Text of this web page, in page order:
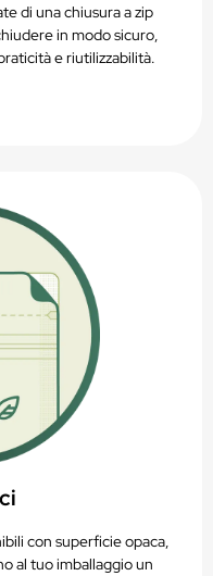
di una chiusura a zip
in modo sicuro,
e riutilizzabilità.
con superficie opaca,
al tuo imballaggio un